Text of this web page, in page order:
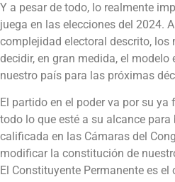
Y a pesar de todo, lo realmente
juega en las elecciones del 2024.
complejidad electoral descrito, los
decidir, en gran medida, el
nuestro país para las próximas
El partido en el poder va por su ya
todo lo que esté a su alcance
calificada en las Cámaras del
modificar la constitución de
El Constituyente Permanente es